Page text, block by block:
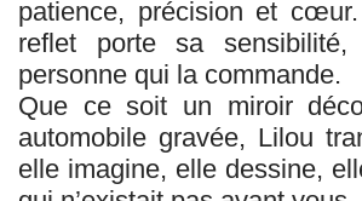
patience, précision et
reflet porte sa
personne qui la commande.
Que ce soit un miroir
automobile gravée, Lilou
elle imagine, elle dessine,